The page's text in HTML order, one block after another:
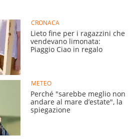
CRONACA
Lieto fine per i ragazzini che
vendevano limonata:
Piaggio Ciao in regalo
METEO
Perché "sarebbe meglio non
andare al mare d’estate", la
spiegazione